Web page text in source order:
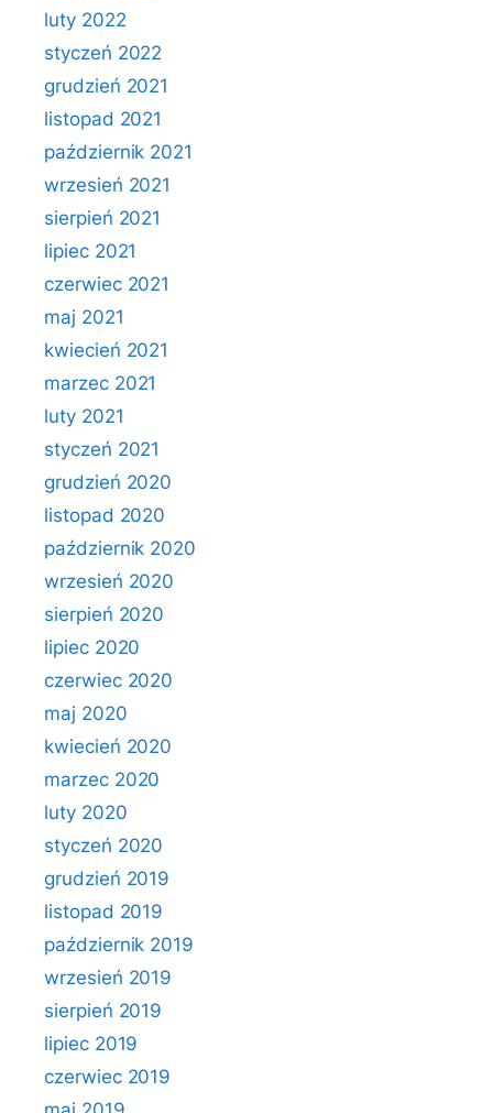
luty 2022
styczeń 2022
grudzień 2021
listopad 2021
październik 2021
wrzesień 2021
sierpień 2021
lipiec 2021
czerwiec 2021
maj 2021
kwiecień 2021
marzec 2021
luty 2021
styczeń 2021
grudzień 2020
listopad 2020
październik 2020
wrzesień 2020
sierpień 2020
lipiec 2020
czerwiec 2020
maj 2020
kwiecień 2020
marzec 2020
luty 2020
styczeń 2020
grudzień 2019
listopad 2019
październik 2019
wrzesień 2019
sierpień 2019
lipiec 2019
czerwiec 2019